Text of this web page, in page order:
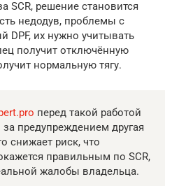
SCR, решение становится
недодув, проблемы с
DPF, их нужно учитывать
получит отключённую
нормальную тягу.
перед такой работой
за предупреждением другая
снижает риск, что
правильным по SCR,
жалобы владельца.